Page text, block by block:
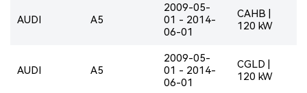
AUDI A5
2009-05-
01 - 2014-
06-01
CAHB |
120 kW
AUDI A5
2009-05-
01 - 2014-
06-01
CGLD |
120 kW